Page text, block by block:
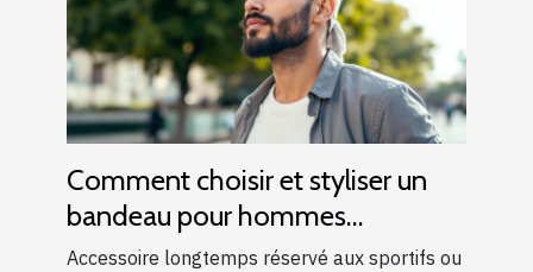
Comment choisir et styliser un
bandeau pour hommes
modernes ?
Accessoire longtemps réservé aux sportifs ou